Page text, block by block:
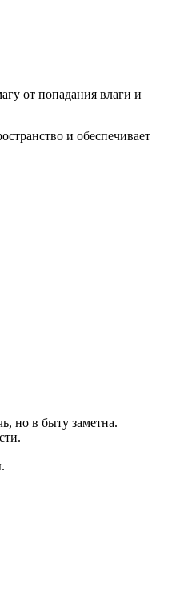
от попадания влаги и
и обеспечивает
но в быту заметна.